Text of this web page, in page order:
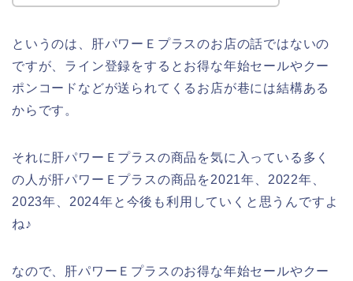
というのは、肝パワーＥプラスのお店の話ではないの
ですが、ライン登録をするとお得な年始セールやクー
ポンコードなどが送られてくるお店が巷には結構ある
からです。
それに肝パワーＥプラスの商品を気に入っている多く
の人が肝パワーＥプラスの商品を2021年、2022年、
2023年、2024年と今後も利用していくと思うんですよ
ね♪
なので、肝パワーＥプラスのお得な年始セールやクー